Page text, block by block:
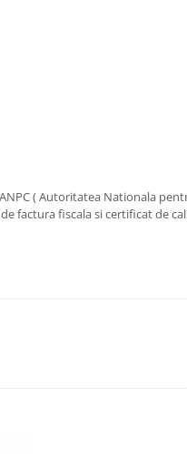
( Autoritatea Nationala
factura fiscala si certificat de